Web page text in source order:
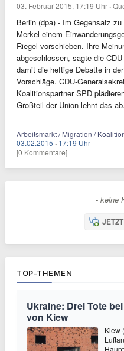
03. Februar 2015, 17:19 Uhr ·
Berlin (dpa) - Im Gegensatz
Merkel einem
Riegel vorschieben. Ihre
abgeschlossen, sagte die
damit die heftige Debatte in
Vorschläge. CDU-
Koalitionspartner SPD
Großteil der Union lehnt das ab.
Arbeitsmarkt / Migration /
03.02.2015 · 17:19 Uhr
[0 Kommentare]
- keine
TOP-THEMEN
Ukraine: Drei Tote
von Kiew
Kiew